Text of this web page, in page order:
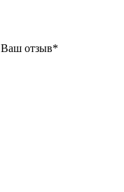
Ваш отзыв*